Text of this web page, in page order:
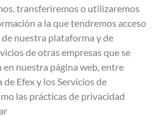
transferiremos o utilizaremos
a la que tendremos acceso
nuestra plataforma y de
de otras empresas que se
nuestra página web, entre
Efex y los Servicios de
las prácticas de privacidad